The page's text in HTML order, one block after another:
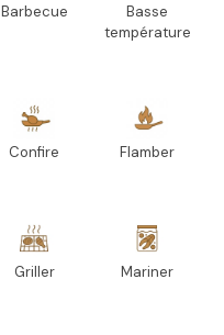
Barbecue
Basse
température
Confire Flamber
Griller Mariner